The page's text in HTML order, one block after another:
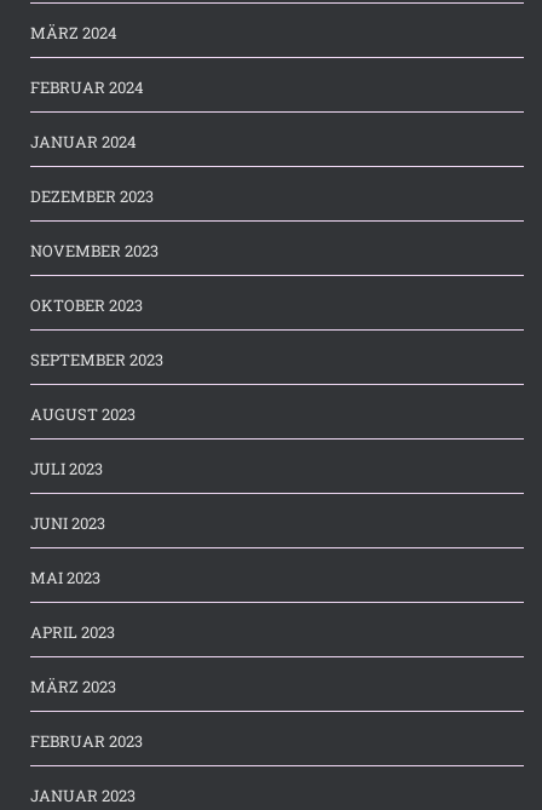
MÄRZ 2024
FEBRUAR 2024
JANUAR 2024
DEZEMBER 2023
NOVEMBER 2023
OKTOBER 2023
SEPTEMBER 2023
AUGUST 2023
JULI 2023
JUNI 2023
MAI 2023
APRIL 2023
MÄRZ 2023
FEBRUAR 2023
JANUAR 2023